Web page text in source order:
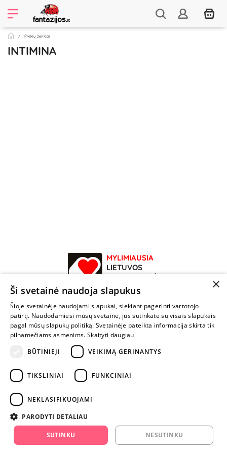
Prekių ženklai
INTIMINA
MYLIMIAUSIA
LIETUVOS
ELEKTRONINĖ
PARDUOTUVĖ
NENUSTOK
ŽAISTI
+370 600 84088
info@fantazijos.lt
instagram.com/fantazijos.lt
Karjera
×
Ši svetainė naudoja slapukus
Šioje svetainėje naudojami slapukai, siekiant pagerinti vartotojo
patirtį. Naudodamiesi mūsų svetaine, jūs sutinkate su visais slapukais
pagal mūsų slapukų politiką. Svetainėje pateikta informacija skirta tik
pilnamečiams asmenims. Skaityti daugiau
BŪTINIEJI
VEIKIMĄ GERINANTYS
TIKSLINIAI FUNKCINIAI
NEKLASIFIKUOJAMI
PARODYTI DETALIAU
SUTINKU NESUTINKU